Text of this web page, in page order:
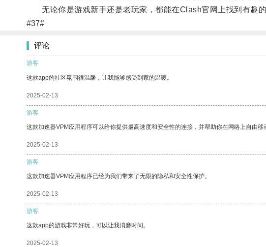
无论你是游戏新手还是老玩家，都能在Clash官网上找到有趣的
#37#
评论
游客
这款app的社区氛围很温馨，让我能够感受到家的温暖。
2025-02-13
游客
这款加速器VPM应用程序可以给你提供最高速度和安全性的连接，并帮助你在网络上自由移
2025-02-13
游客
这款加速器VPM应用程序已经为我们带来了无限的隐私和安全性保护。
2025-02-13
游客
这款app的游戏非常好玩，可以让我消磨时间。
2025-02-13